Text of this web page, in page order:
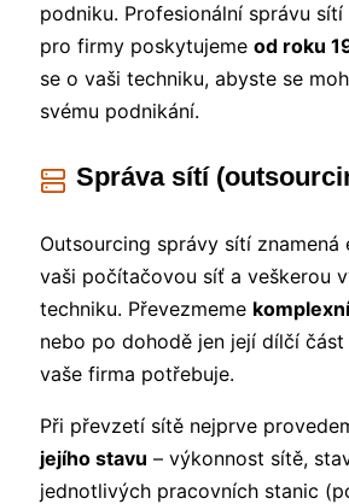
podniku. Profesionální správu
pro firmy poskytujeme od roku
se o vaši techniku, abyste se
svému podnikání.
Správa sítí
Outsourcing správy sítí znamená
vaši počítačovou síť a veškerou
techniku. Převezmeme
nebo po dohodě jen její dílčí
vaše firma potřebuje.
Při převzetí sítě nejprve
jejího stavu – výkonnost sítě,
jednotlivých pracovních stanic